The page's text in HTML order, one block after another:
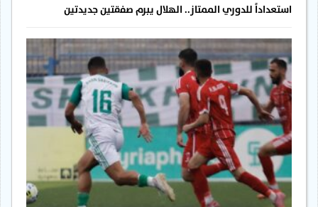
استعداداً للدوري الممتاز.. الهلال يبرم صفقتين جديدتين